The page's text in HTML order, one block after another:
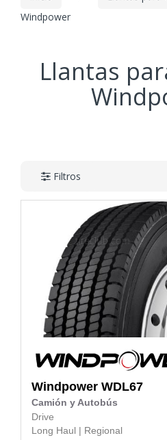
Windpower
Llantas
Filtros
Windpower WDL67
Camión y Autobús
Drive
Long Haul
Regional